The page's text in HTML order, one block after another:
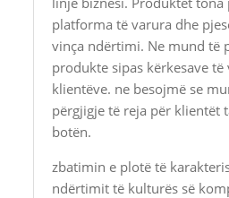
platforma të varura dhe
vinça ndërtimi. Ne mund të
produkte sipas kërkesave të
klientëve. ne besojmë se
përgjigje të reja për klientët
botën.
zbatimin e plotë të
ndërtimit të kulturës së